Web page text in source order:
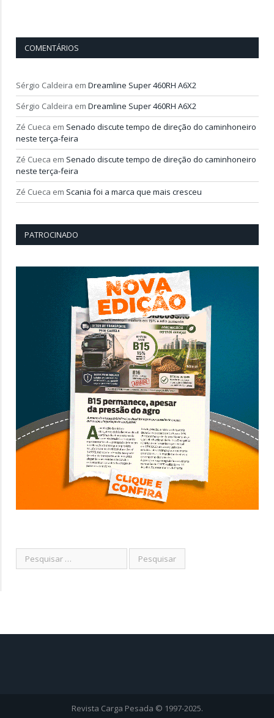
COMENTÁRIOS
Sérgio Caldeira em Dreamline Super 460RH A6X2
Sérgio Caldeira em Dreamline Super 460RH A6X2
Zé Cueca em Senado discute tempo de direção do caminhoneiro
neste terça-feira
Zé Cueca em Senado discute tempo de direção do caminhoneiro
neste terça-feira
Zé Cueca em Scania foi a marca que mais cresceu
PATROCINADO
Revista Carga Pesada © 1997-2025.